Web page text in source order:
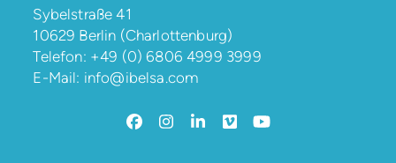
Sybelstraße 41
10629 Berlin (Charlottenburg)
Telefon: +49 (0) 6806 4999 3999
E-Mail: info@ibelsa.com
Facebook
Instagram
LinkedIn
VimeoYouTube